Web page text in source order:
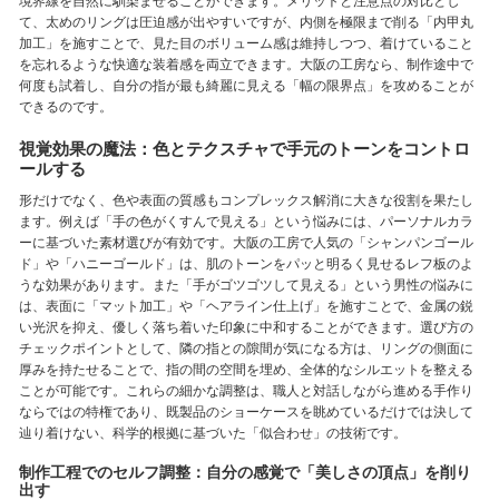
て、太めのリングは圧迫感が出やすいですが、内側を極限まで削る「内甲丸
加工」を施すことで、見た目のボリューム感は維持しつつ、着けていること
を忘れるような快適な装着感を両立できます。大阪の工房なら、制作途中で
何度も試着し、自分の指が最も綺麗に見える「幅の限界点」を攻めることが
できるのです。
視覚効果の魔法：色とテクスチャで手元のトーンをコントロ
ールする
形だけでなく、色や表面の質感もコンプレックス解消に大きな役割を果たし
ます。例えば「手の色がくすんで見える」という悩みには、パーソナルカラ
ーに基づいた素材選びが有効です。大阪の工房で人気の「シャンパンゴール
ド」や「ハニーゴールド」は、肌のトーンをパッと明るく見せるレフ板のよ
うな効果があります。また「手がゴツゴツして見える」という男性の悩みに
は、表面に「マット加工」や「ヘアライン仕上げ」を施すことで、金属の鋭
い光沢を抑え、優しく落ち着いた印象に中和することができます。選び方の
チェックポイントとして、隣の指との隙間が気になる方は、リングの側面に
厚みを持たせることで、指の間の空間を埋め、全体的なシルエットを整える
ことが可能です。これらの細かな調整は、職人と対話しながら進める手作り
ならではの特権であり、既製品のショーケースを眺めているだけでは決して
辿り着けない、科学的根拠に基づいた「似合わせ」の技術です。
制作工程でのセルフ調整：自分の感覚で「美しさの頂点」を削り
出す